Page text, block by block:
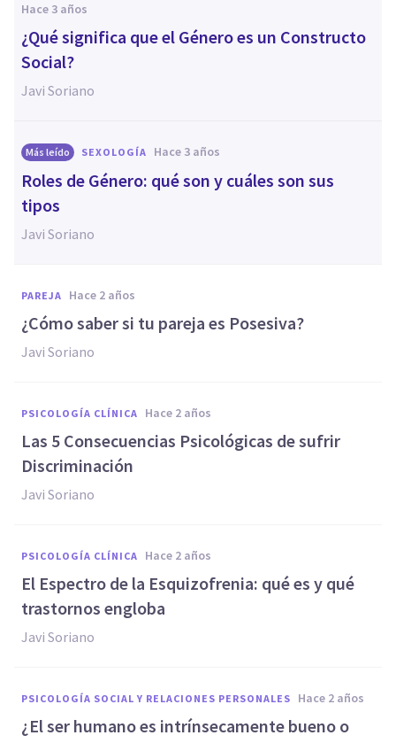
hace 3 años
¿Qué significa que el Género es un Constructo
Social?
Javi Soriano
Más leído SEXOLOGÍA hace 3 años
Roles de Género: qué son y cuáles son sus
tipos
Javi Soriano
PAREJA hace 2 años
¿Cómo saber si tu pareja es Posesiva?
Javi Soriano
PSICOLOGÍA CLÍNICA hace 2 años
Las 5 Consecuencias Psicológicas de sufrir
Discriminación
Javi Soriano
PSICOLOGÍA CLÍNICA hace 2 años
El Espectro de la Esquizofrenia: qué es y qué
trastornos engloba
Javi Soriano
PSICOLOGÍA SOCIAL Y RELACIONES PERSONALES hace 2 años
¿El ser humano es intrínsecamente bueno o